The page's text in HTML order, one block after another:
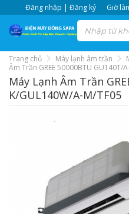
Đăng nhập | Đăng ký Giờ
Trang chủ Máy lạnh âm trần
Âm Trần GREE 50000BTU GU140T/
Máy Lạnh Âm Trần
K/GUL140W/A-M/TF05